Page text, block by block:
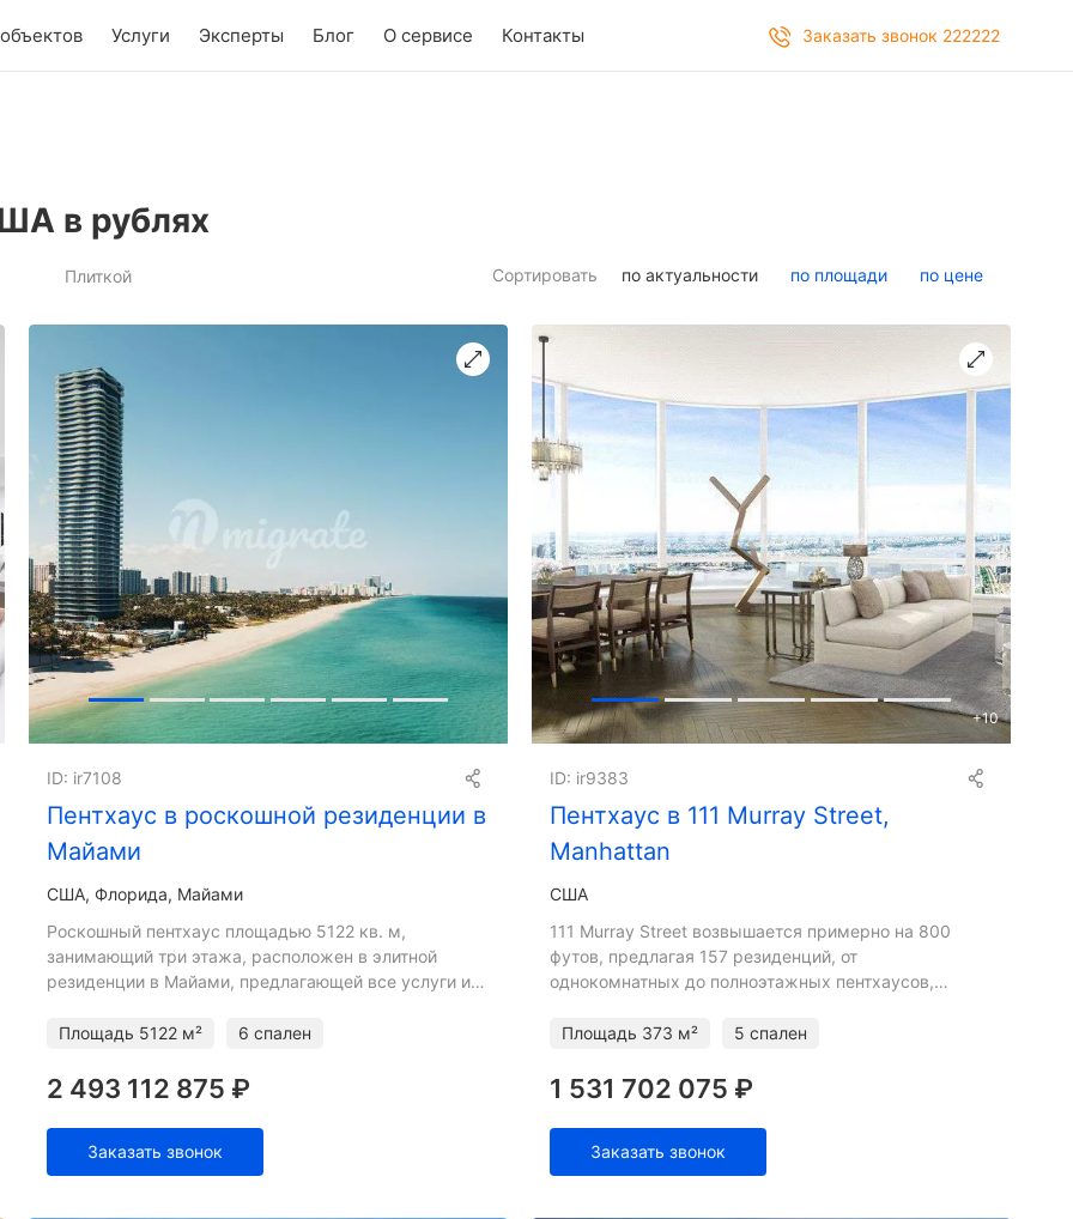
Услуги Эксперты Блог О сервисе Контакты Заказать звонок 222222
в рублях
Плиткой Сортировать по актуальности по площади по цене
Пентхаус в роскошной резиденции в
Майами
ID: ir7108
США, Флорида, Майами
Роскошный пентхаус площадью 5122 кв. м,
занимающий три этажа, расположен в элитной
резиденции в Майами, предлагающей все услуги и
Резиденция состоит из 6 спа
Площадь 5122 м² 6 спален
2 493 112 875 ₽
Заказать звонок
+10
Пентхаус в 111 Murray Street,
Manhattan
ID: ir9383
США
111 Murray Street возвышается примерно на 800
футов, предлагая 157 резиденций, от
однокомнатных до полноэтажных пентхаусов,
на горизонт Манхэттена, реку
Площадь 373 м² 5 спален
1 531 702 075 ₽
Заказать звонок